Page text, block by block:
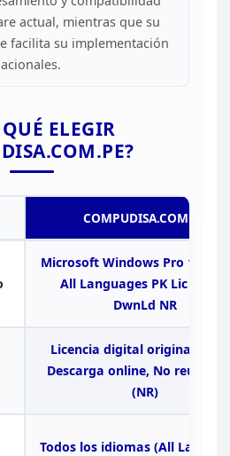
actual, mientras que su
facilita su implementación
ELEGIR
COMPUDISA.COM.PE
Microsoft Windows Pro 11,
All Languages PK Lic Online
DwnLd NR
Licencia digitaloriginal
Descarga online, No
(NR)
Todos los idiomas (All